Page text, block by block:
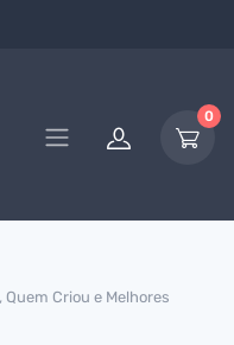
0
Criou e Melhores